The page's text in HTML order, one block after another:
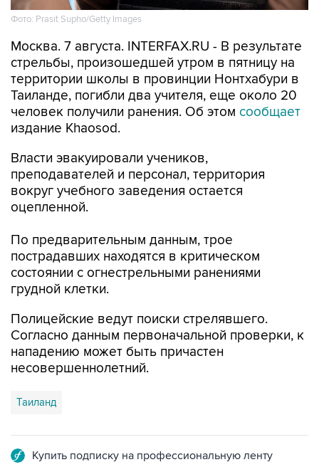
Фото: Prasit Supho/Getty Images
Москва. 7 августа. INTERFAX.RU - В результате
стрельбы, произошедшей утром в пятницу на
территории школы в провинции Нонтхабури в
Таиланде, погибли два учителя, еще около 20
человек получили ранения. Об этом сообщает
издание Khaosod.
Власти эвакуировали учеников,
преподавателей и персонал, территория
вокруг учебного заведения остается
оцепленной.
По предварительным данным, трое
пострадавших находятся в критическом
состоянии с огнестрельными ранениями
грудной клетки.
Полицейские ведут поиски стрелявшего.
Согласно данным первоначальной проверки, к
нападению может быть причастен
несовершеннолетний.
Таиланд
Купить подписку на профессиональную ленту